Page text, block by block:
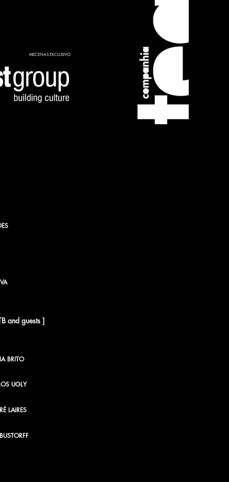
MECENAS EXCLUSIVO
and guests ]
BRITO
UGLY
LAIRES